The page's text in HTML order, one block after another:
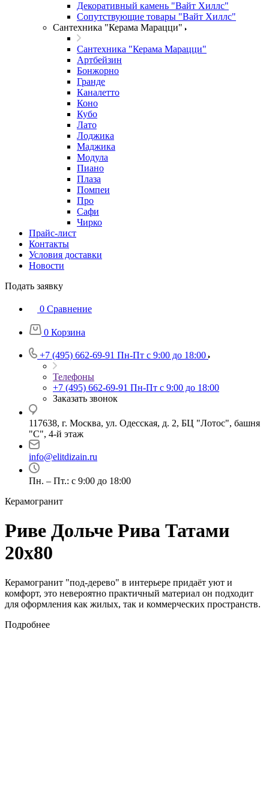
Декоративный камень "Вайт Хиллс"
Сопутствующие товары "Вайт Хиллс"
Сантехника "Керама Марацци"
Сантехника "Керама Марацци"
Артбейзин
Бонжорно
Гранде
Каналетто
Коно
Кубо
Лато
Лоджика
Маджика
Модула
Пиано
Плаза
Помпеи
Про
Сафи
Чирко
Прайс-лист
Контакты
Условия доставки
Новости
Подать заявку
0 Сравнение
0 Корзина
+7 (495) 662-69-91 Пн-Пт c 9:00 до 18:00
Телефоны
+7 (495) 662-69-91 Пн-Пт c 9:00 до 18:00
Заказать звонок
117638, г. Москва, ул. Одесская, д. 2, БЦ "Лотос", башня
"С", 4-й этаж
info@elitdizain.ru
Пн. – Пт.: с 9:00 до 18:00
Керамогранит
Риве Дольче Рива Татами
20х80
Керамогранит "под-дерево" в интерьере придаёт уют и
комфорт, это невероятно практичный материал он подходит
для оформления как жилых, так и коммерческих пространств.
Подробнее